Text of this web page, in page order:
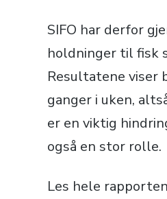
SIFO har derfor
holdninger til fisk
Resultatene viser
ganger i uken,
er en viktig
også en stor rolle.
Les hele